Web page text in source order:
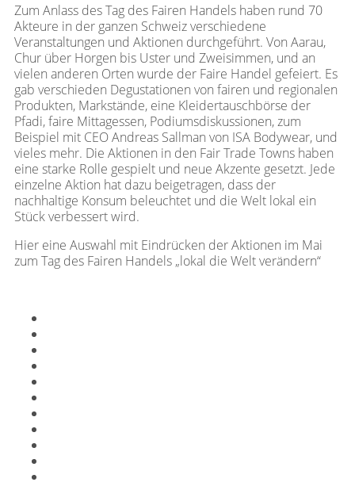
Zum Anlass des Tag des Fairen Handels haben rund 70
Akteure in der ganzen Schweiz verschiedene
Veranstaltungen und Aktionen durchgeführt. Von Aarau,
Chur über Horgen bis Uster und Zweisimmen, und an
vielen anderen Orten wurde der Faire Handel gefeiert. Es
gab verschieden Degustationen von fairen und regionalen
Produkten, Markstände, eine Kleidertauschbörse der
Pfadi, faire Mittagessen, Podiumsdiskussionen, zum
Beispiel mit CEO Andreas Sallman von ISA Bodywear, und
vieles mehr. Die Aktionen in den Fair Trade Towns haben
eine starke Rolle gespielt und neue Akzente gesetzt. Jede
einzelne Aktion hat dazu beigetragen, dass der
nachhaltige Konsum beleuchtet und die Welt lokal ein
Stück verbessert wird.
Hier eine Auswahl mit Eindrücken der Aktionen im Mai
zum Tag des Fairen Handels „lokal die Welt verändern“